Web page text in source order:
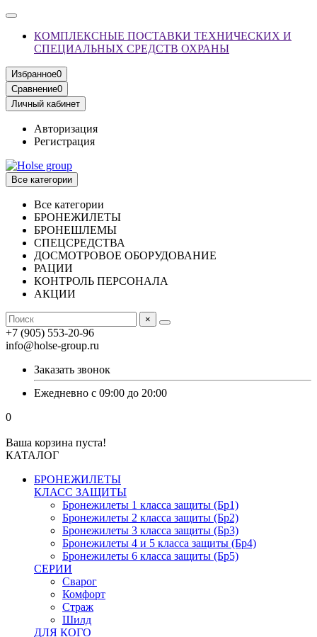
КОМПЛЕКСНЫЕ ПОСТАВКИ ТЕХНИЧЕСКИХ И
СПЕЦИАЛЬНЫХ СРЕДСТВ ОХРАНЫ
Избранное0
Сравнение0
Личный кабинет
Авторизация
Регистрация
Все категории
Все категории
БРОНЕЖИЛЕТЫ
БРОНЕШЛЕМЫ
СПЕЦСРЕДСТВА
ДОСМОТРОВОЕ ОБОРУДОВАНИЕ
РАЦИИ
КОНТРОЛЬ ПЕРСОНАЛА
АКЦИИ
×
+7 (905) 553-20-96
info@holse-group.ru
Заказать звонок
Ежедневно с 09:00 до 20:00
0
Ваша корзина пуста!
КАТАЛОГ
БРОНЕЖИЛЕТЫ
КЛАСС ЗАЩИТЫ
Бронежилеты 1 класса защиты (Бр1)
Бронежилеты 2 класса защиты (Бр2)
Бронежилеты 3 класса защиты (Бр3)
Бронежилеты 4 и 5 класса защиты (Бр4)
Бронежилеты 6 класса защиты (Бр5)
СЕРИИ
Сварог
Комфорт
Страж
Шилд
ДЛЯ КОГО